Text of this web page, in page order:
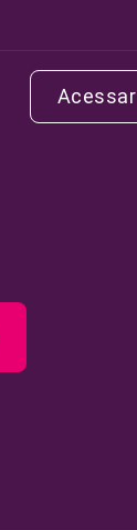
Acessar